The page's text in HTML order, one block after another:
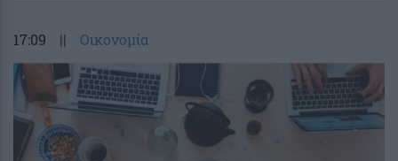
17:09 || Οικονομία